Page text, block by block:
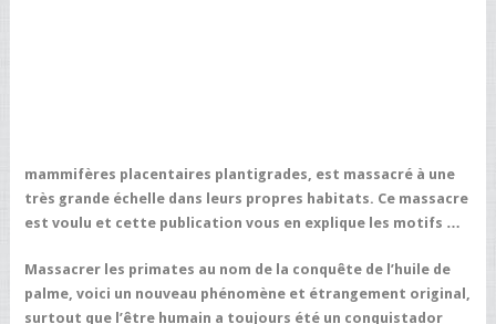
mammifères placentaires plantigrades, est massacré à une
très grande échelle dans leurs propres habitats. Ce massacre
est voulu et cette publication vous en explique les motifs …
Massacrer les primates au nom de la conquête de l’huile de
palme, voici un nouveau phénomène et étrangement original,
surtout que l’être humain a toujours été un conquistador